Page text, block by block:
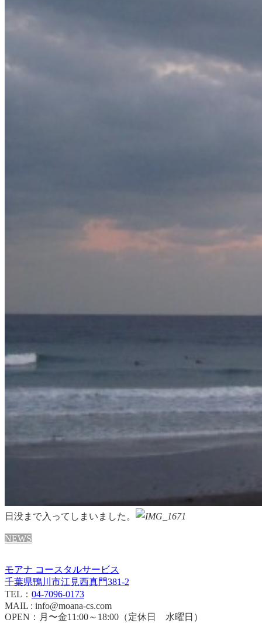
日没まで入ってしまいました。
NEWS
モアナ コースタルサービス
千葉県鴨川市江見西真門381-2
TEL： 04-7096-0173
MAIL : info@moana-cs.com
OPEN：月〜金11:00～18:00（定休日 水曜日）